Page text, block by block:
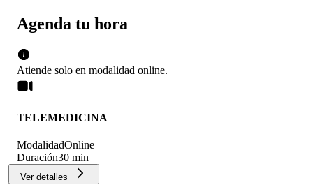
Agenda tu hora
Atiende solo en modalidad online.
TELEMEDICINA
ModalidadOnline
Duración30 min
Ver detalles